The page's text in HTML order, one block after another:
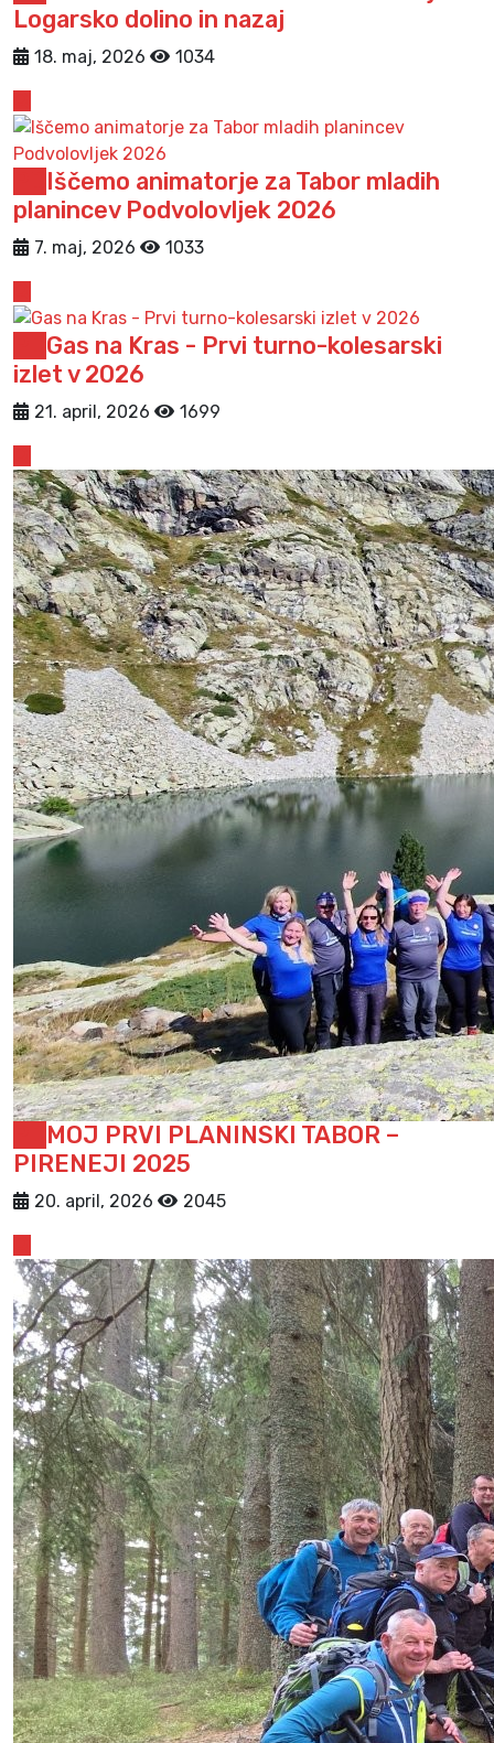
Logarsko dolino in nazaj
18. maj, 2026 1034
Iščemo animatorje za Tabor mladih
planincev Podvolovljek 2026
7. maj, 2026 1033
Gas na Kras - Prvi turno-kolesarski
izlet v 2026
21. april, 2026 1699
MOJ PRVI PLANINSKI TABOR –
PIRENEJI 2025
20. april, 2026 2045